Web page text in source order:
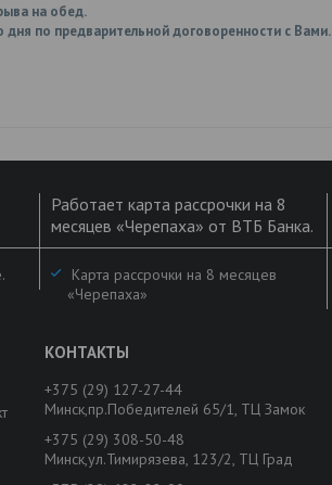
на обед.
по предварительной договоренности с Вами.
Работает карта рассрочки на 8
месяцев «Черепаха» от ВТБ Банка.
Карта рассрочки на 8 месяцев
«Черепаха»
+375 (29) 127-27-44
Минск,пр.Победителей 65/1, ТЦ Замок
+375 (29) 308-50-48
Минск,ул.Тимирязева, 123/2, ТЦ Град